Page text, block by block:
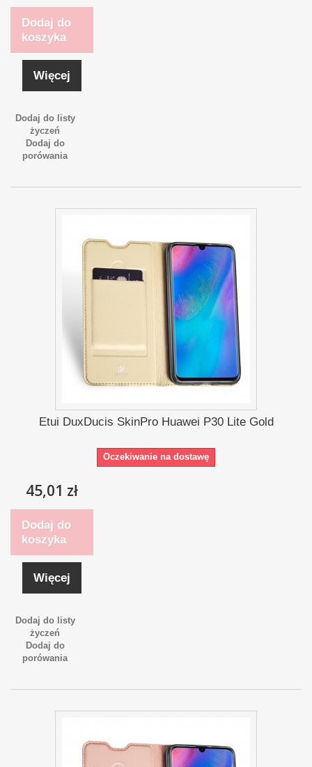
Dodaj do
koszyka
Więcej
Dodaj do listy
życzeń
Dodaj do
porówania
Etui DuxDucis SkinPro Huawei P30 Lite Gold
Oczekiwanie na dostawę
45,01 zł
Dodaj do
koszyka
Więcej
Dodaj do listy
życzeń
Dodaj do
porówania